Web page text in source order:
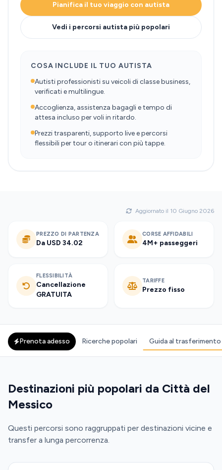
Pianifica il tuo viaggio con autista
Vedi i percorsi autista più popolari
COSA INCLUDE IL TUO AUTISTA
Autisti professionisti su veicoli di classe business,
verificati e multilingue.
Accoglienza, assistenza bagagli e tempo di
attesa incluso per voli in ritardo.
Prezzi trasparenti, supporto live e percorsi
flessibili per tour o itinerari con più tappe.
Aggiornato il 10 Giugno 2026
PREZZO DI PARTENZA
Da USD 34.02
CORSE AFFIDABILI
4M+ passeggeri
FLESSIBILITÀ
Cancellazione
GRATUITA
TARIFFE
Prezzo fisso
Prenota adesso Ricerche popolari Guida al trasferimento
Destinazioni più popolari da Città del
Messico
Questi percorsi sono raggruppati per destinazioni vicine e
transfer a lunga percorrenza.